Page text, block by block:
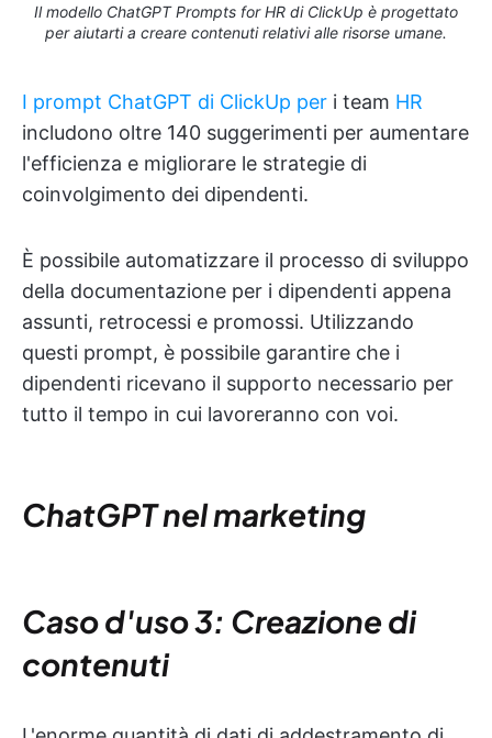
Il modello ChatGPT Prompts for HR di ClickUp è progettato
per aiutarti a creare contenuti relativi alle risorse umane.
I prompt ChatGPT di ClickUp per i team HR
includono oltre 140 suggerimenti per aumentare
l'efficienza e migliorare le strategie di
coinvolgimento dei dipendenti.
È possibile automatizzare il processo di sviluppo
della documentazione per i dipendenti appena
assunti, retrocessi e promossi. Utilizzando
questi prompt, è possibile garantire che i
dipendenti ricevano il supporto necessario per
tutto il tempo in cui lavoreranno con voi.
ChatGPT nelmarketing
Caso d'uso 3: Creazione di
contenuti